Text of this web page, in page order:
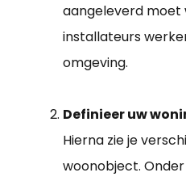
aangeleverd moet
installateurs
omgeving.
Definieer uw
Hierna zie je
woonobject.